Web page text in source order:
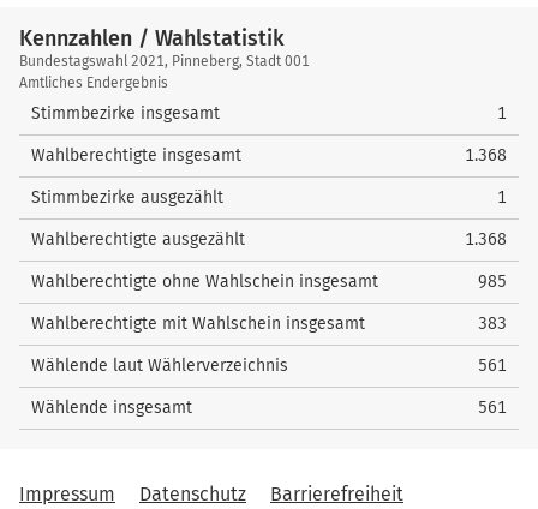
Kennzahlen / Wahlstatistik
Kennzahlen
/
Wahlstatistik
Bundestagswahl 2021, Pinneberg, Stadt 001
Amtliches Endergebnis
Stimmbezirke insgesamt 1
Wahlberechtigte insgesamt 1.368
Stimmbezirke ausgezählt 1
Wahlberechtigte ausgezählt 1.368
Wahlberechtigte ohne Wahlschein insgesamt 985
Wahlberechtigte mit Wahlschein insgesamt 383
Wählende laut Wählerverzeichnis 561
Wählende insgesamt 561
Impressum Datenschutz Barrierefreiheit